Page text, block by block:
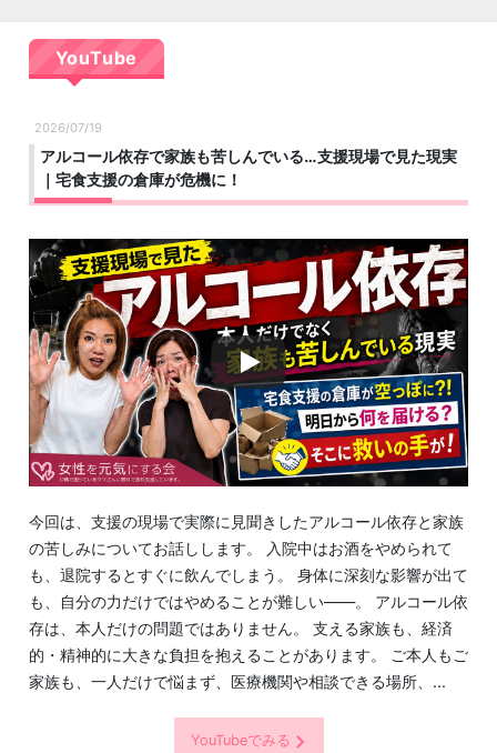
YouTube
2026/07/19
アルコール依存で家族も苦しんでいる…支援現場で見た現実
｜宅食支援の倉庫が危機に！
今回は、支援の現場で実際に見聞きしたアルコール依存と家族
の苦しみについてお話しします。 入院中はお酒をやめられて
も、退院するとすぐに飲んでしまう。 身体に深刻な影響が出て
も、自分の力だけではやめることが難しい——。 アルコール依
存は、本人だけの問題ではありません。 支える家族も、経済
的・精神的に大きな負担を抱えることがあります。 ご本人もご
家族も、一人だけで悩まず、医療機関や相談できる場所、...
YouTubeでみる